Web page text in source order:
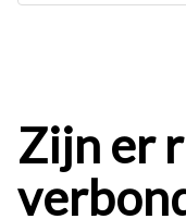
Zijn er